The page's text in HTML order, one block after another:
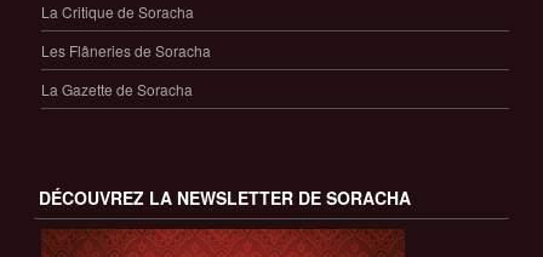
La Critique de Soracha
Les Flâneries de Soracha
La Gazette de Soracha
DÉCOUVREZ LA NEWSLETTER DE SORACHA